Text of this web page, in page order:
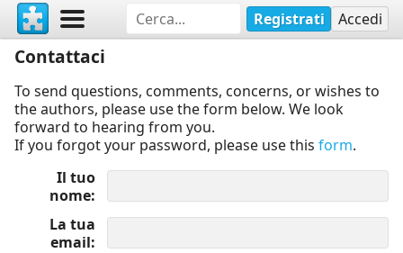
Registrati Accedi
Contattaci
To send questions, comments, concerns, or wishes to
the authors, please use the form below. We look
forward to hearing from you.
If you forgot your password, please use this form.
Il tuo
nome
La tua
email